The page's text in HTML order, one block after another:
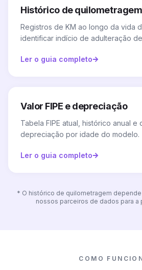
Histórico de quilometragem
Registros de KM ao longo da vida
identificar indício de adulteração
Ler o guia completo
Valor FIPE e depreciação
Tabela FIPE atual, histórico anual e
depreciação por idade do modelo.
Ler o guia completo
* O histórico de quilometragem
nossos parceiros de dados para a
COMO